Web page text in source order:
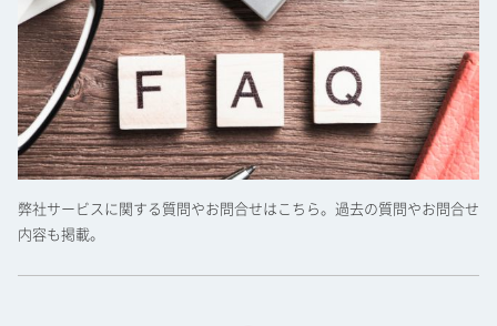
弊社サービスに関する質問やお問合せはこちら。過去の質問やお問合せ
内容も掲載。